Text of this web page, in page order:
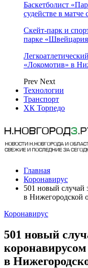
Баскетболист
судействе в матче
Скейт-парк и
парке
«Локомотив» в
Prev Next
Технологии
Транспорт
ХК Торпедо
Главная
Коронавирус
501 новый случай
в Нижегородской
Коронавирус
501 новый
в